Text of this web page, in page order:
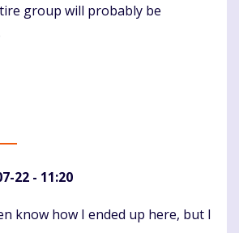
group will probably be
22 - 11:20
know how I ended up here, but I